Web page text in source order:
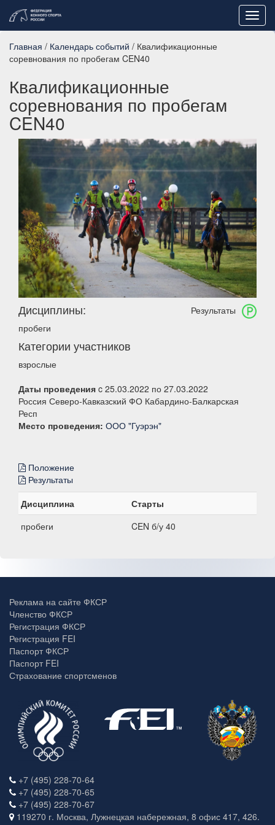
Главная / Календарь событий / Квалификационные
соревнования по пробегам CEN40
Квалификационные
соревнования по пробегам
CEN40
Результаты
Дисциплины:
пробеги
Категории участников
взрослые
Даты проведения c 25.03.2022 по 27.03.2022
Россия Северо-Кавказский ФО Кабардино-Балкарская
Респ
Место проведения: ООО "Гуэрэн"
Положение
Результаты
Дисциплина
Старты
пробеги
CEN б/у 40
Реклама на сайте ФКСР
Членство ФКСР
Регистрация ФКСР
Регистрация FEI
Паспорт ФКСР
Паспорт FEI
Страхование спортсменов
+7 (495) 228-70-64
+7 (495) 228-70-65
+7 (495) 228-70-67
119270 г. Москва, Лужнецкая набережная, 8 офис 417, 426.